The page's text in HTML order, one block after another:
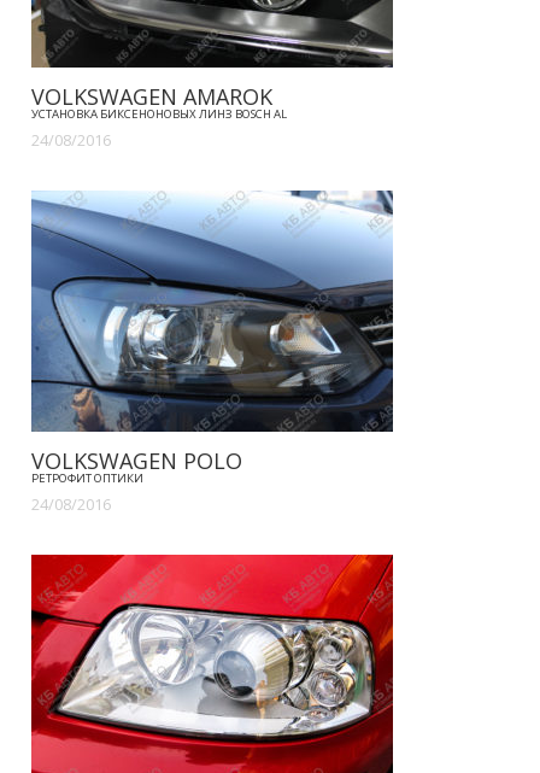
VOLKSWAGEN AMAROK
УСТАНОВКА БИКСЕНОНОВЫХ ЛИНЗ BOSCH AL
24/08/2016
VOLKSWAGEN POLO
РЕТРОФИТ ОПТИКИ
24/08/2016